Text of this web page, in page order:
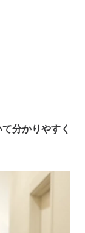
分かりやすく